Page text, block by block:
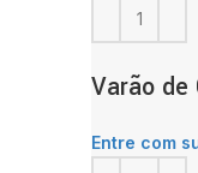
Varão de
Entre com